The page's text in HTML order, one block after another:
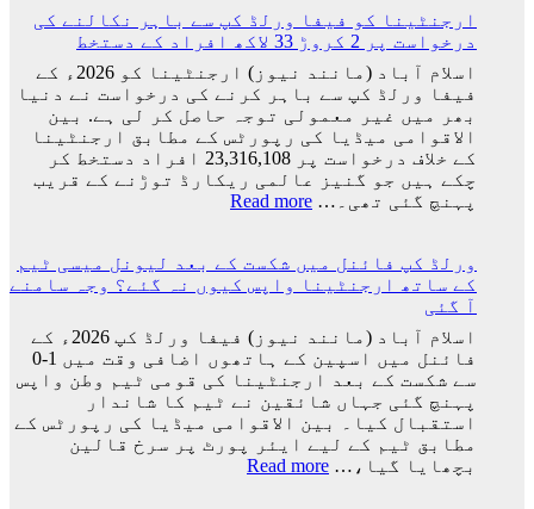
اور
جارجینا
روڈریگز
کی
شادی
کی
تاریخ
سامنے
آ
گئی
ارجنٹینا کو فیفا ورلڈ کپ سے باہر نکالنے کی
درخواست پر 2 کروڑ 33 لاکھ افراد کے دستخط
اسلام آباد (مانند نیوز) ارجنٹینا کو 2026ء کے
فیفا ورلڈ کپ سے باہر کرنے کی درخواست نے دنیا
بھر میں غیر معمولی توجہ حاصل کر لی ہے. بین
الاقوامی میڈیا کی رپورٹس کے مطابق ارجنٹینا
کے خلاف درخواست پر 23,316,108 افراد دستخط کر
چکے ہیں جو گنیز عالمی ریکارڈ توڑنے کے قریب
پہنچ گئی تھی۔… Read more
:
فیفا
ورلڈ
باہر
نکالنے
کی
درخواست
پر
2
ورلڈ کپ فائنل میں شکست کے بعد لیونل میسی ٹیم
کے ساتھ ارجنٹینا واپس کیوں نہ گئے؟ وجہ سامنے
آ گئی
اسلام آباد (مانند نیوز) فیفا ورلڈ کپ 2026ء کے
فائنل میں اسپین کے ہاتھوں اضافی وقت میں 1-0
سے شکست کے بعد ارجنٹینا کی قومی ٹیم وطن واپس
پہنچ گئی جہاں شائقین نے ٹیم کا شاندار
استقبال کیا۔ بین الاقوامی میڈیا کی رپورٹس کے
مطابق ٹیم کے لیے ایئر پورٹ پر سرخ قالین
بچھایا گیا،… Read more
: